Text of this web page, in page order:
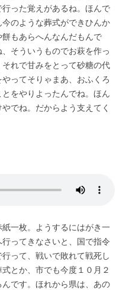
った覚えがあるね。ほんで
のような葬式ができひんか
もあらへんなんだもんで
そういうものでお萩を作っ
れで甘みをとって砂糖の代
ってそりゃまあ、おふくろ
をやりよったんでね。ほん
でね。だからよう支えてく
一枚。ようするにはがき一
ってきなさいと、国で指令
って、戦いで敗れて戦死し
とか、市でも今度１０月２
です。ほれから県は、あの